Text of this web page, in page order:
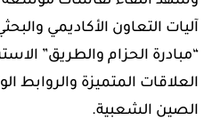
آليات التعاون الأكاديمي
“مبادرة الحزام والطريق”
العلاقات المتميزة والروابط
الصين الشعبية.